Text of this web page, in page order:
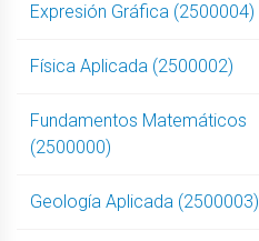
Expresión Gráfica (2500004)
Física Aplicada (2500002)
Fundamentos Matemáticos
(2500000)
Geología Aplicada (2500003)